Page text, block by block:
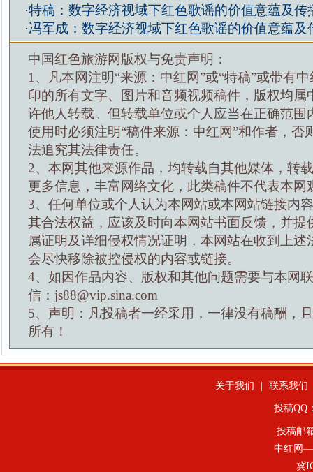
·特稿：数字经济视域下红色歌谣的价值意蕴及传
·冯军成：数字经济视域下红色歌谣的价值意蕴及
中国红色旅游网版权与免责声明：
1、凡本网注明“来源：中红网”或“特稿”或带有
印的所有文字、图片和音频视频稿件，版权均属
许他人转载。但转载单位或个人应当在正确范围
使用时必须注明“稿件来源：中红网”和作者，否
法追究其法律责任。
2、本网其他来源作品，均转载自其他媒体，转
更多信息，丰富网络文化，此类稿件不代表本网
3、任何单位或个人认为本网站或本网站链接内
其合法权益，应该及时向本网站书面反馈，并提
属证明及详细侵权情况证明，本网站在收到上述
会尽快移除被控侵权的内容或链接。
4、如因作品内容、版权和其他问题需要与本网
信：js88@vip.sina.com
5、声明：凡投稿者一经采用，一律没有稿酬，
所有！
关于我们 联系我们
投稿QQ
投稿邮
中红网—
冀